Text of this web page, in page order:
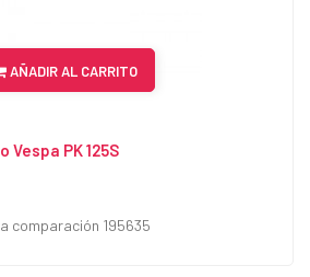
AÑADIR AL CARRITO
Vespa PK 125S
comparación 195635